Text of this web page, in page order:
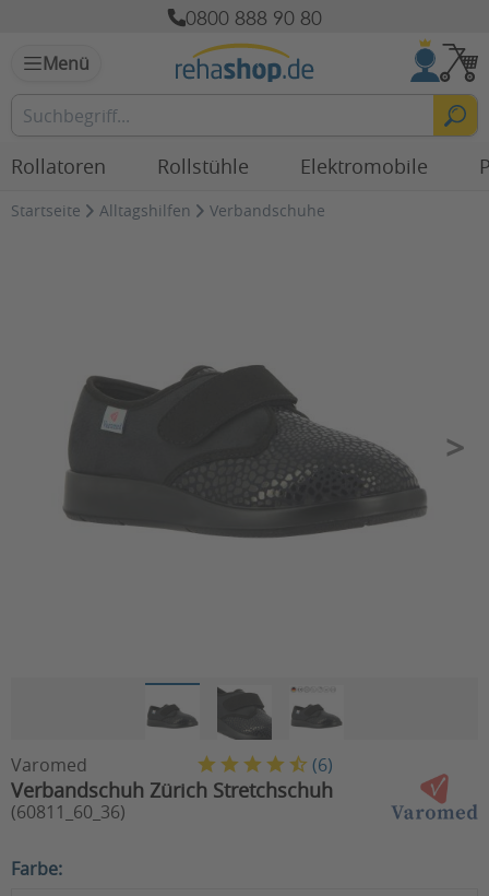
0800 888 90 80
Menü
Rollatoren Rollstühle Elektromobile
Startseite Alltagshilfen Verbandschuhe
Varomed (6)
Verbandschuh Zürich Stretchschuh
(60811_60_36)
Farbe: